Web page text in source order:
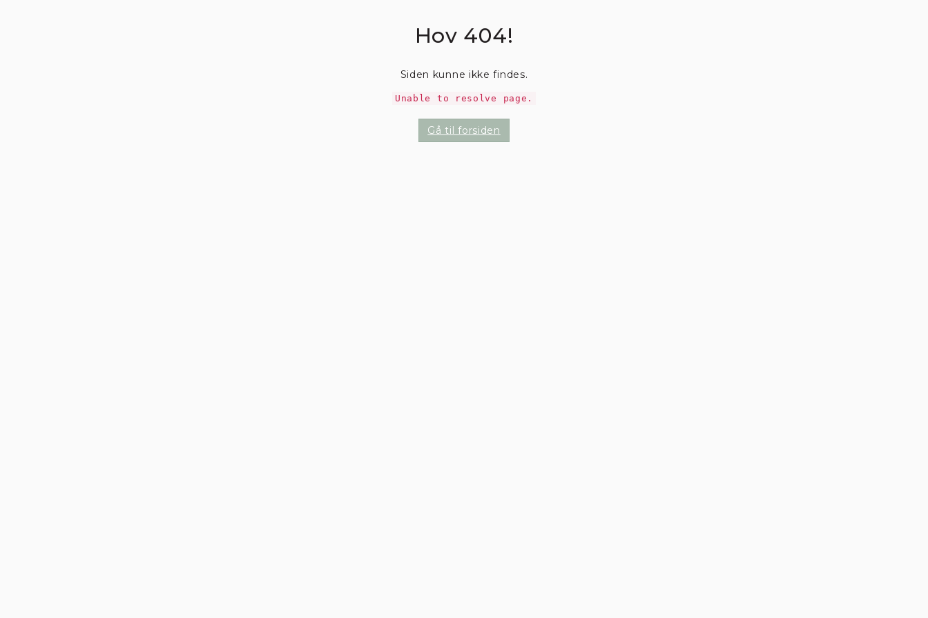
Hov 404!
Siden kunne ikke findes.
Unable to resolve page.
Gå til forsiden